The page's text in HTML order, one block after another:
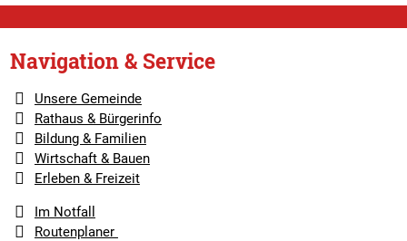
Navigation & Service
Unsere Gemeinde
Rathaus & Bürgerinfo
Bildung & Familien
Wirtschaft & Bauen
Erleben & Freizeit
Im Notfall
Routenplaner